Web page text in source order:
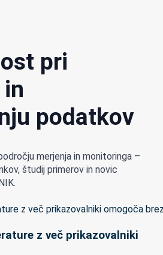
pri
podatkov
merjenja in monitoringa –
študij primerov in novic
z več prikazovalniki